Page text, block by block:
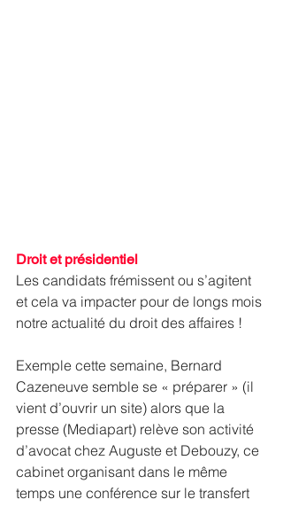
Droit et présidentiel
Les candidats frémissent ou s’agitent
et cela va impacter pour de longs mois
notre actualité du droit des affaires !
Exemple cette semaine, Bernard
Cazeneuve semble se « préparer » (il
vient d’ouvrir un site) alors que la
presse (Mediapart) relève son activité
d’avocat chez Auguste et Debouzy, ce
cabinet organisant dans le même
temps une conférence sur le transfert